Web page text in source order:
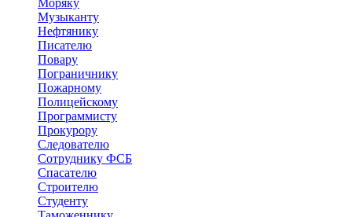
Моряку
Музыканту
Нефтянику
Писателю
Повару
Пограничнику
Пожарному
Полицейскому
Программисту
Прокурору
Следователю
Сотруднику ФСБ
Спасателю
Строителю
Студенту